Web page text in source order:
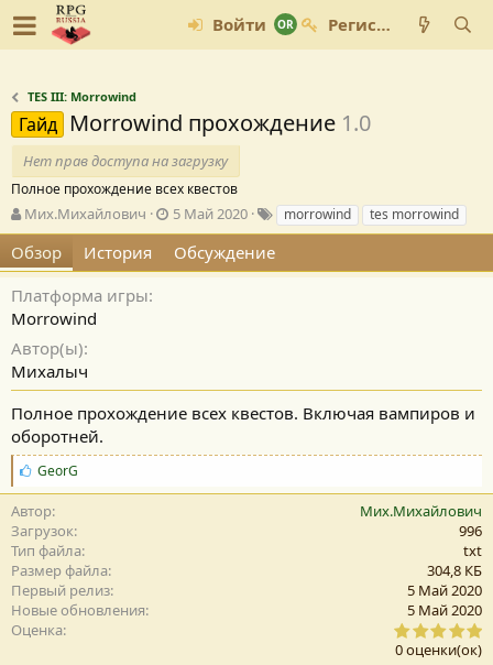
Войти Регистрация
TES III: Morrowind
Гайд Morrowind прохождение 1.0
Нет прав доступа на загрузку
Полное прохождение всех квестов
А
в
т
о
р
Мих.Михайлович
Д
а
т
а
н
и
5 Май 2020
е
г
и
morrowind tes morrowind
Обзор История
Обсуждение
Платформа игры
Morrowind
Автор(ы)
Михалыч
Полное прохождение всех квестов. Включая вампиров и
оборотней.
С
м
п
а
т
и
и
:
GeorG
Автор
Мих.Михайлович
Загрузок
996
Тип файла
txt
Размер файла
304,8 КБ
Первый релиз
5 Май 2020
Новые обновления
5 Май 2020
Оценка
0
,
0 оценки(ок)